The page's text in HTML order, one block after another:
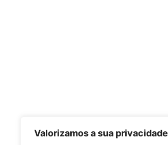
Valorizamos a sua privacidade